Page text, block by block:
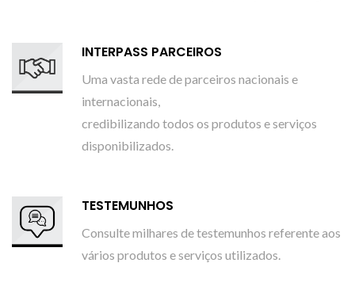
INTERPASS PARCEIROS
Uma vasta rede de parceiros nacionais e
internacionais,
credibilizando todos os produtos e serviços
disponibilizados.
TESTEMUNHOS
Consulte milhares de testemunhos referente aos
vários produtos e serviços utilizados.